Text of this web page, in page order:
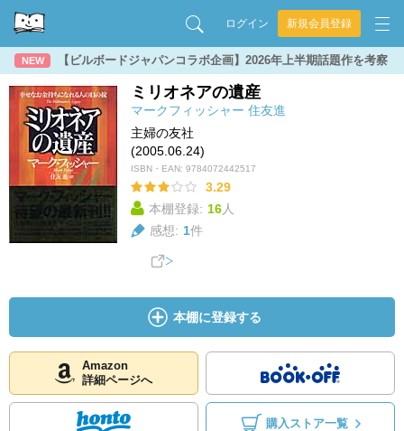
ログイン 新規会員登録
NEW 【ビルボードジャパンコラボ企画】2026年上半期話題作を考察
ミリオネアの遺産
マークフィッシャー 住友進
主婦の友社
(2005.06.24)
ISBN・EAN: 9784072442517
3.29
本棚登録: 16人
感想: 1件
本棚に登録する
Amazon
詳細ページへ
購入ストア一覧